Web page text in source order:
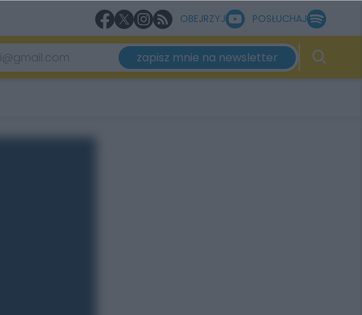
OBEJRZYJ POSŁUCHAJ
zapisz mnie na newsletter